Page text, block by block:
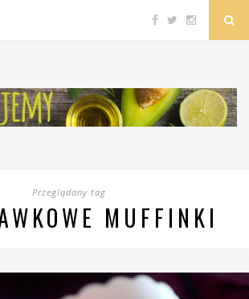
Przeglądany tag
MUFFINKI